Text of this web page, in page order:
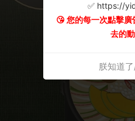
✅ https://
😘 您的每一次點擊
去的
朕知道